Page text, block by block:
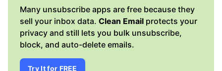
Many unsubscribe apps are free because they
sell your inbox data. Clean Email protects your
privacy and still lets you bulk unsubscribe,
block, and auto-delete emails.
Try It for FREE